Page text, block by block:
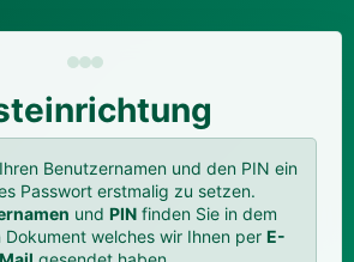
Benutzernamen und den PIN ein
Passwort erstmalig zu setzen.
und PINfinden Sie in dem
welches wir Ihnen per E-